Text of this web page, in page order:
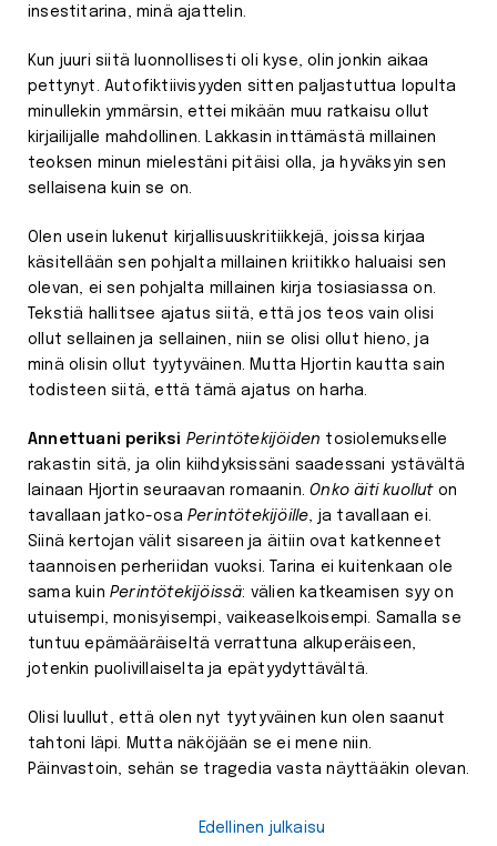
insestitarina, minä ajattelin.
Kun juuri siitä luonnollisesti oli kyse, olin jonkin aikaa
pettynyt. Autofiktiivisyyden sitten paljastuttua lopulta
minullekin ymmärsin, ettei mikään muu ratkaisu ollut
kirjailijalle mahdollinen. Lakkasin inttämästä millainen
teoksen minun mielestäni pitäisi olla, ja hyväksyin sen
sellaisena kuin se on.
Olen usein lukenut kirjallisuuskritiikkejä, joissa kirjaa
käsitellään sen pohjalta millainen kriitikko haluaisi sen
olevan, ei sen pohjalta millainen kirja tosiasiassa on.
Tekstiä hallitsee ajatus siitä, että jos teos vain olisi
ollut sellainen ja sellainen, niin se olisi ollut hieno, ja
minä olisin ollut tyytyväinen. Mutta Hjortin kautta sain
todisteen siitä, että tämä ajatus on harha.
Annettuani periksi Perintötekijöiden tosiolemukselle
rakastin sitä, ja olin kiihdyksissäni saadessani ystävältä
lainaan Hjortin seuraavan romaanin.Onko äiti kuolluton
tavallaan jatko-osa Perintötekijöille, ja tavallaan ei.
Siinä kertojan välit sisareen ja äitiin ovat katkenneet
taannoisen perheriidan vuoksi. Tarina ei kuitenkaan ole
sama kuin Perintötekijöissä: välien katkeamisen syy on
utuisempi, monisyisempi, vaikeaselkoisempi. Samalla se
tuntuu epämääräiseltä verrattuna alkuperäiseen,
jotenkin puolivillaiselta ja epätyydyttävältä.
Olisi luullut, että olen nyt tyytyväinen kun olen saanut
tahtoni läpi. Mutta näköjään se ei mene niin.
Päinvastoin, sehän se tragedia vasta näyttääkin olevan.
Edellinen julkaisu